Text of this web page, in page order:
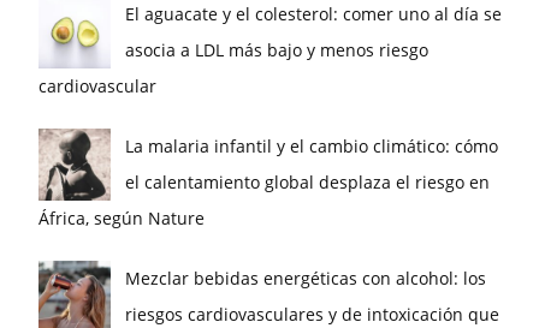
El aguacate y el colesterol: comer uno al día se
asocia a LDL más bajo y menos riesgo
cardiovascular
La malaria infantil y el cambio climático: cómo
el calentamiento global desplaza el riesgo en
África, según Nature
Mezclar bebidas energéticas con alcohol: los
riesgos cardiovasculares y de intoxicación que